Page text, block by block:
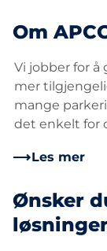
Om
Vi jobber for å
mer
mange
det enkelt for
Les mer
Ønsker